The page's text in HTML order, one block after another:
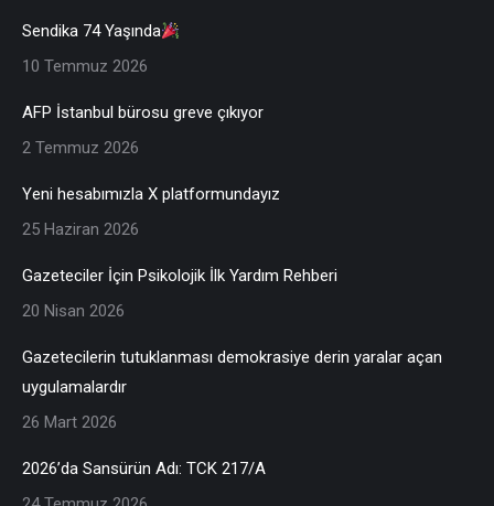
Sendika 74 Yaşında
10 Temmuz 2026
AFP İstanbul bürosu greve çıkıyor
2 Temmuz 2026
Yeni hesabımızla X platformundayız
25 Haziran 2026
Gazeteciler İçin Psikolojik İlk Yardım Rehberi
20 Nisan 2026
Gazetecilerin tutuklanması demokrasiye derin yaralar açan
uygulamalardır
26 Mart 2026
2026’da Sansürün Adı: TCK 217/A